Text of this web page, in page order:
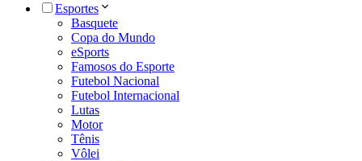
Esportes
Basquete
Copa do Mundo
eSports
Famosos do Esporte
Futebol Nacional
Futebol Internacional
Lutas
Motor
Tênis
Vôlei